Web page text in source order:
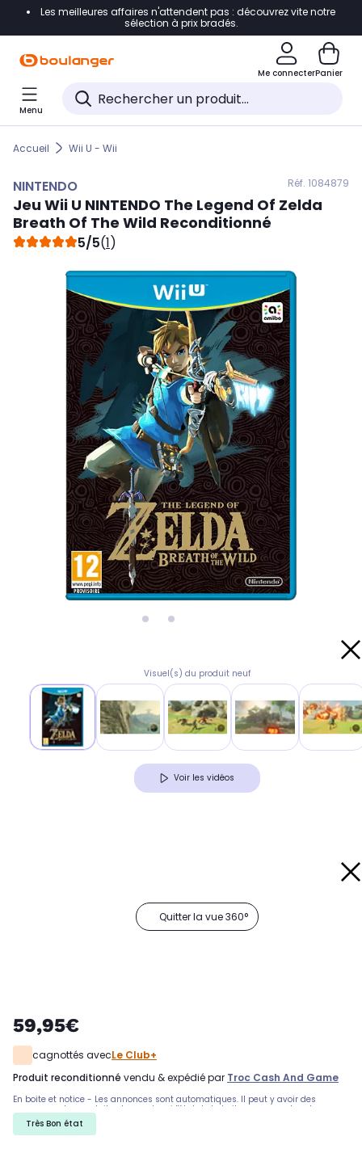
Accéder directement à la navigation
Accéder directement au pied de page
Accéder directement au chatbot
Les meilleures affaires n'attendent pas : découvrez vite notre
sélection à prix bradés.
Me connecterPanier
Menu
Accueil Wii U - Wii
NINTENDO Réf. 1084879
Jeu Wii U NINTENDO The Legend Of Zelda
Breath Of The Wild Reconditionné
5/5(1)
Visuel(s) du produit neuf
Voir les vidéos
Quitter la vue 360°
59,95€
cagnottés avecLe Club+
produit reconditionné vendu & expédié par Troc Cash And Game
En boite et notice - Les annonces sont automatiques. Il peut y avoir des
rayures sur les produits, demandez si l'état de la boite par exemple est
important. Nous ne pouvons pas tout detailler
Très Bon état